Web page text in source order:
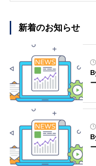
新着のお知らせ